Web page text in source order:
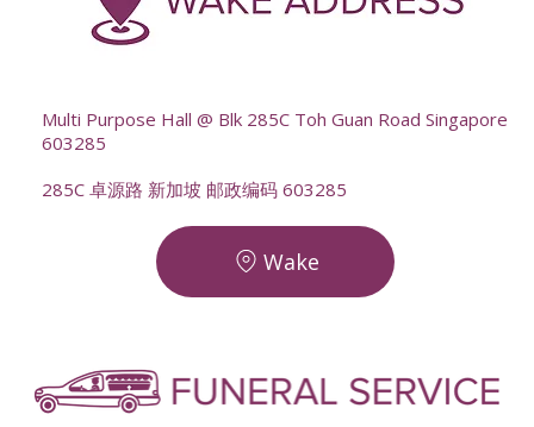
Multi Purpose Hall @ Blk 285C Toh Guan Road Singapore
603285
285C 卓源路 新加坡 邮政编码 603285
Wake